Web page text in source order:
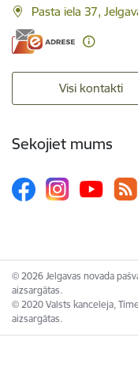
Pasta iela 37,
Visi kontakti
Sekojiet mums
© 2026 Jelgavas novada
aizsargātas.
© 2020 Valsts kanceleja,
aizsargātas.